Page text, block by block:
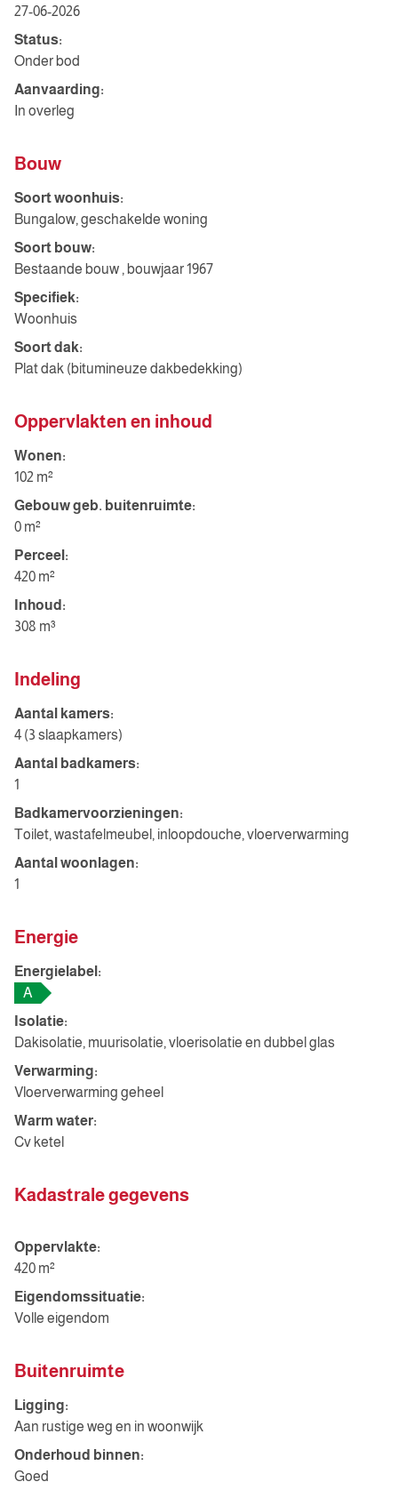
27-06-2026
Status:
Onder bod
Aanvaarding:
In overleg
Bouw
Soort woonhuis:
Bungalow, geschakelde woning
Soort bouw:
Bestaande bouw , bouwjaar 1967
Specifiek:
Woonhuis
Soort dak:
Plat dak (bitumineuze dakbedekking)
Oppervlakten en inhoud
Wonen:
102 m²
Gebouw geb. buitenruimte:
0 m²
Perceel:
420 m²
Inhoud:
308 m³
Indeling
Aantal kamers:
4 (3 slaapkamers)
Aantal badkamers:
1
Badkamervoorzieningen:
Toilet, wastafelmeubel, inloopdouche, vloerverwarming
Aantal woonlagen:
1
Energie
Energielabel:
A
Isolatie:
Dakisolatie, muurisolatie, vloerisolatie en dubbel glas
Verwarming:
Vloerverwarming geheel
Warm water:
Cv ketel
Kadastrale gegevens
Oppervlakte:
420 m²
Eigendomssituatie:
Volle eigendom
Buitenruimte
Ligging:
Aan rustige weg en in woonwijk
Onderhoud binnen:
Goed